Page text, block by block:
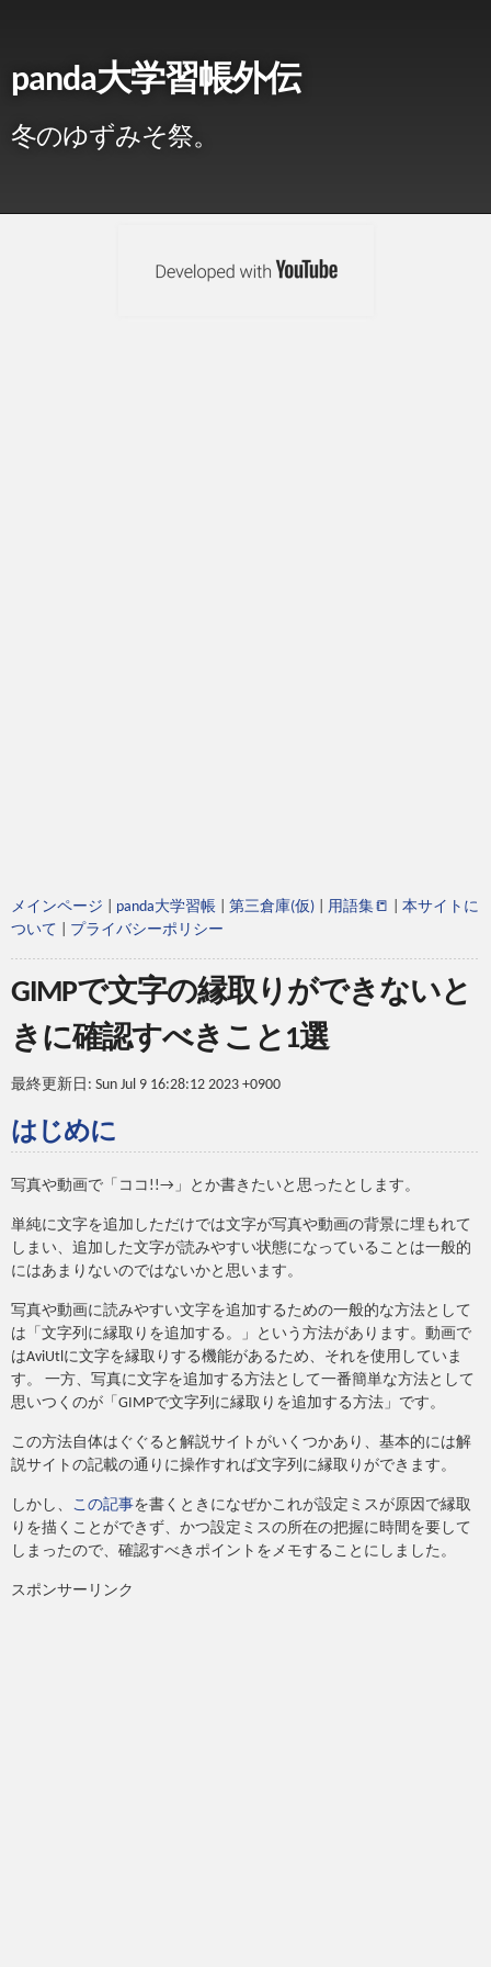
panda大学習帳外伝
冬のゆずみそ祭。
メインページ panda大学習帳 第三倉庫(仮) 用語集📒
本サイトに
ついて
プライバシーポリシー
GIMPで文字の縁取りができないと
きに確認すべきこと1選
最終更新日: Sun Jul 9 16:28:12 2023 +0900
はじめに
写真や動画で「ココ!!→」とか書きたいと思ったとします。
単純に文字を追加しただけでは文字が写真や動画の背景に埋もれて
しまい、追加した文字が読みやすい状態になっていることは一般的
にはあまりないのではないかと思います。
写真や動画に読みやすい文字を追加するための一般的な方法として
は「文字列に縁取りを追加する。」という方法があります。動画で
はAviUtlに文字を縁取りする機能があるため、それを使用していま
す。 一方、写真に文字を追加する方法として一番簡単な方法として
思いつくのが「GIMPで文字列に縁取りを追加する方法」です。
この方法自体はぐぐると解説サイトがいくつかあり、基本的には解
説サイトの記載の通りに操作すれば文字列に縁取りができます。
しかし、 この記事を書くときになぜかこれが設定ミスが原因で縁取
りを描くことができず、かつ設定ミスの所在の把握に時間を要して
しまったので、確認すべきポイントをメモすることにしました。
スポンサーリンク